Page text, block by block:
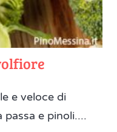
e veloce di
e pinoli....